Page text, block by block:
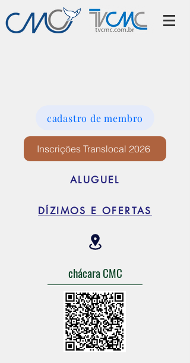
cadastro de membro
Inscrições Translocal 2026
ALUGUEL
DÍZIMOS E OFERTAS
chácara CMC